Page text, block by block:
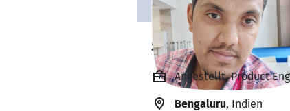
sathyamoorthi
Angestellt, Product
Bengaluru, Indien